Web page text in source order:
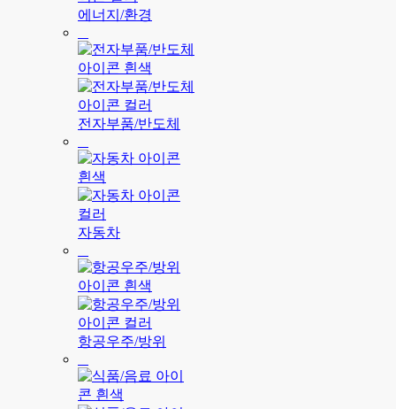
에너지/환경
전자부품/반도체
자동차
항공우주/방위